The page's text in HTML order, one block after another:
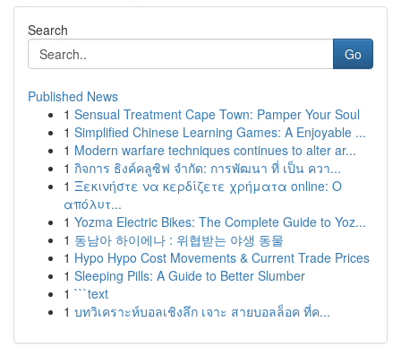
Search
Go
Published News
1 Sensual Treatment Cape Town: Pamper Your Soul
1 Simplified Chinese Learning Games: A Enjoyable ...
1 Modern warfare techniques continues to alter ar...
1 กิจการ ธิงค์คลูซิฟ จำกัด: การพัฒนา ที่ เป็น ควา...
1 Ξεκινήστε να κερδίζετε χρήματα online: Ο
απόλυτ...
1 Yozma Electric Bikes: The Complete Guide to Yoz...
1 동남아 하이에나 : 위협받는 야생 동물
1 Hypo Hypo Cost Movements & Current Trade Prices
1 Sleeping Pills: A Guide to Better Slumber
1 ```text
1 บทวิเคราะห์บอลเชิงลึก เจาะ สายบอลล็อค ที่ค...